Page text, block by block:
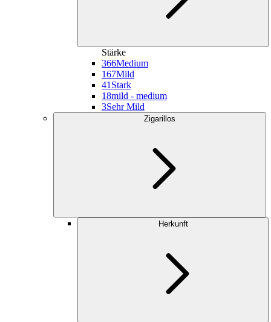
Stärke
366Medium
167Mild
41 Stark
18mild - medium
3Sehr Mild
Zigarillos
Herkunft